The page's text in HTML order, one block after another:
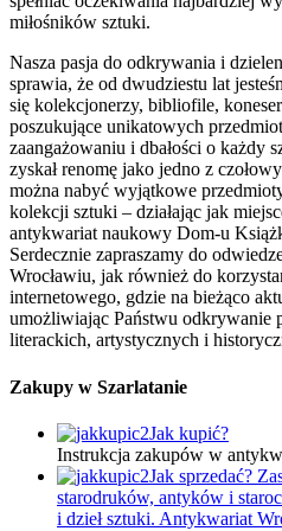
miłośników sztuki.
Nasza pasja do odkrywania i
sprawia, że od dwudziestu lat
się kolekcjonerzy, bibliofile,
poszukujące unikatowych
zaangażowaniu i dbałości o każdy
zyskał renomę jako jedno z
można nabyć wyjątkowe
kolekcji sztuki – działając jak
antykwariat naukowy Dom-u
Serdecznie zapraszamy do
Wrocławiu, jak również do
internetowego, gdzie na bieżąco
umożliwiając Państwu odkrywanie
literackich, artystycznych i
Zakupy w Szarlatanie
Jak kupić?
Instrukcja zakupów w
Jak sprzedać?
starodruków, antyków i
i dzieł sztuki. Antykwariat